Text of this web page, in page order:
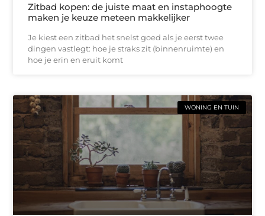
Zitbad kopen: de juiste maat en instaphoogte
maken je keuze meteen makkelijker
Je kiest een zitbad het snelst goed als je eerst twee
dingen vastlegt: hoe je straks zit (binnenruimte) en
hoe je erin en eruit komt
WONING EN TUIN